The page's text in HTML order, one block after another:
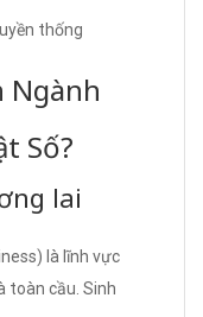
thống
Ngành
Số?
lai
là lĩnh vực
toàn cầu. Sinh